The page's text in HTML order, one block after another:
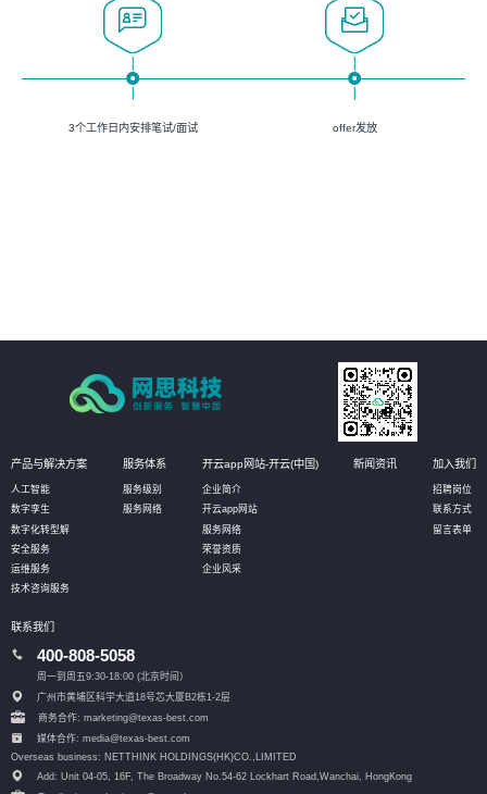
3个工作日内安排笔试/面试 offer发放
产品与解决方案
人工智能
数字孪生
数字化转型解
安全服务
运维服务
技术咨询服务
服务体系
服务级别
服务网络
开云app网站-开云(中国)
企业简介
开云app网站
服务网络
荣誉资质
企业风采
新闻资讯 加入我们
招聘岗位
联系方式
留言表单
联系我们
400-808-5058
周一到周五9:30-18:00 (北京时间）
广州市黄埔区科学大道18号芯大厦B2栋1-2层
商务合作: marketing@texas-best.com
媒体合作: media@texas-best.com
Overseas business: NETTHINK HOLDINGS(HK)CO.,LIMITED
Add: Unit 04-05, 16F, The Broadway No.54-62 Lockhart Road, Wanchai, HongKong